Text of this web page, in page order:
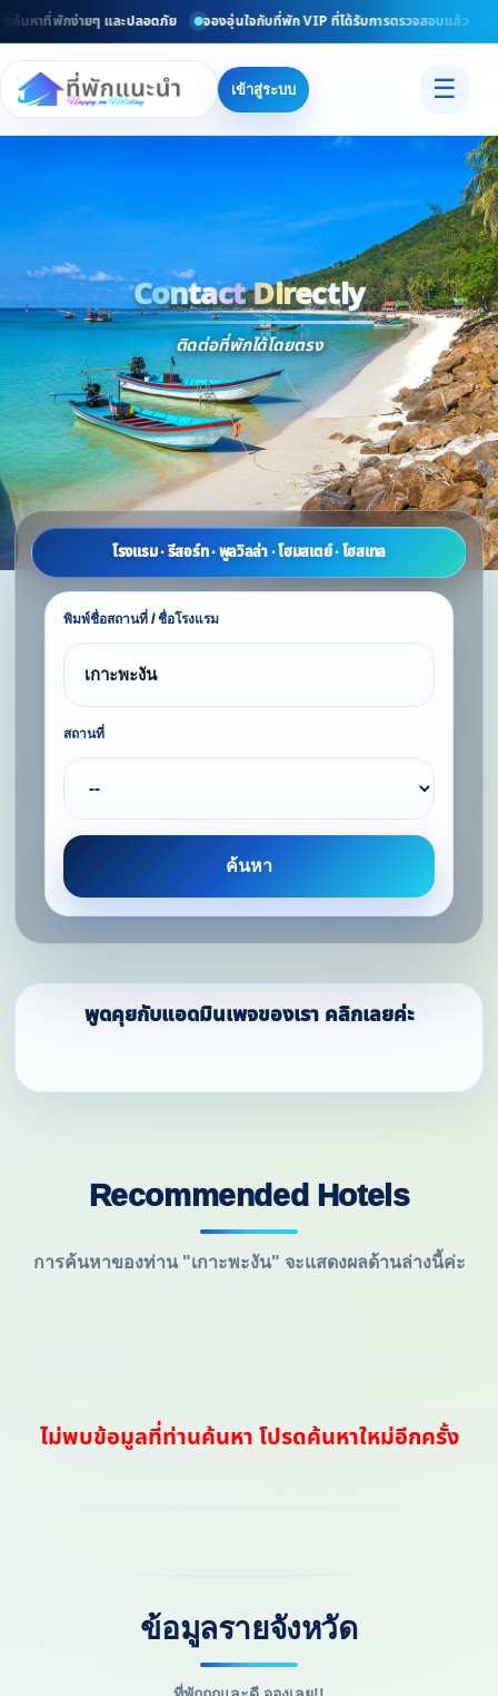
ค้นหาที่พักง่ายๆ และปลอดภัย จองอุ่นใจกับที่พัก VIP ที่ได้รับการตรวจสอบแล้ว
เข้าสู่ระบบ ☰
Contact Directly
Contact
ติดต่อที่พักได้โดยตรง
โรงแรม · รีสอร์ท · พูลวิลล่า · โฮมสเตย์ · โฮสเทล
พิมพ์ชื่อสถานที่ / ชื่อโรงแรม
สถานที่
ค้นหา
พูดคุยกับแอดมินเพจของเรา คลิกเลยค่ะ
Recommended Hotels
การค้นหาของท่าน "เกาะพะงัน" จะแสดงผลด้านล่างนี้ค่ะ
ไม่พบข้อมูลที่ท่านค้นหา โปรดค้นหาใหม่อีกครั้ง
ข้อมูลรายจังหวัด